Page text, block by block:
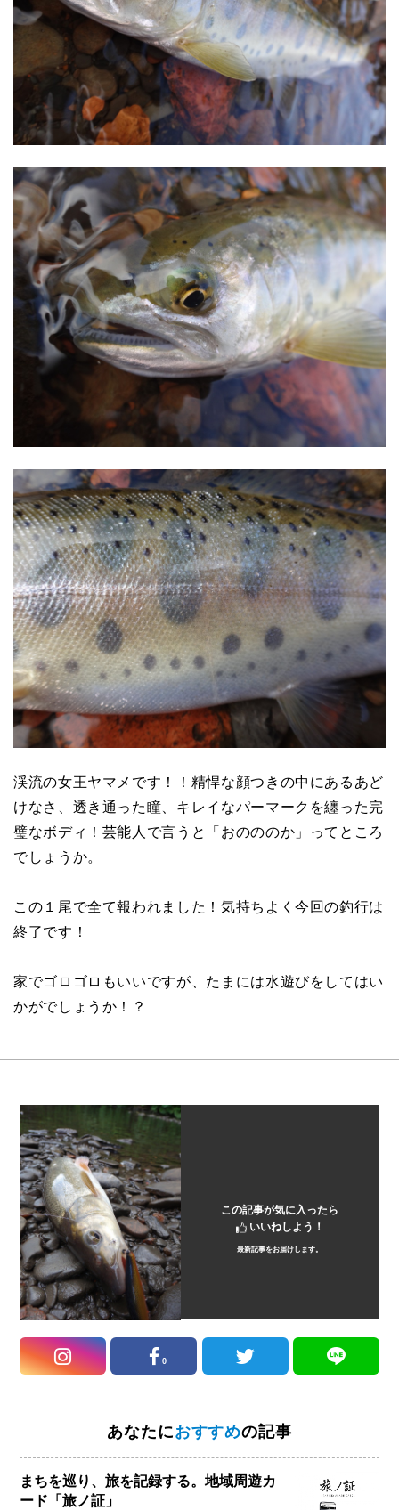
渓流の女王ヤマメです！！精悍な顔つきの中にあるあど
けなさ、透き通った瞳、キレイなパーマークを纏った完
璧なボディ！芸能人で言うと「おのののか」ってところ
でしょうか。
この１尾で全て報われました！気持ちよく今回の釣行は
終了です！
家でゴロゴロもいいですが、たまには水遊びをしてはい
かがでしょうか！？
この記事が気に入ったら
いいねしよう！
最新記事をお届けします。
0
あなたにおすすめの記事
まちを巡り、旅を記録する。地域周遊カ
ード「旅ノ証」